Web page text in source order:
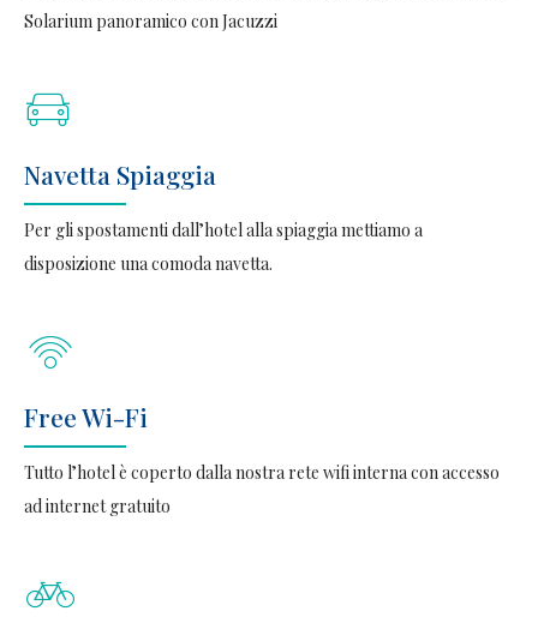
Solarium panoramico con Jacuzzi
Navetta Spiaggia
Per gli spostamenti dall’hotel alla spiaggia mettiamo a
disposizione una comoda navetta.
Free Wi-Fi
Tutto l’hotel è coperto dalla nostra rete wifi interna con accesso
ad internet gratuito